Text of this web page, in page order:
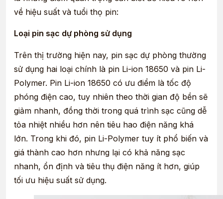
về hiệu suất và tuổi thọ pin:
Loại pin sạc dự phòng sử dụng
Trên thị trường hiện nay, pin sạc dự phòng thường
sử dụng hai loại chính là pin Li-ion 18650 và pin Li-
Polymer. Pin Li-ion 18650 có ưu điểm là tốc độ
phóng điện cao, tuy nhiên theo thời gian độ bền sẽ
giảm nhanh, đồng thời trong quá trình sạc cũng dễ
tỏa nhiệt nhiều hơn nên tiêu hao điện năng khá
lớn. Trong khi đó, pin Li-Polymer tuy ít phổ biến và
giá thành cao hơn nhưng lại có khả năng sạc
nhanh, ổn định và tiêu thụ điện năng ít hơn, giúp
tối ưu hiệu suất sử dụng.